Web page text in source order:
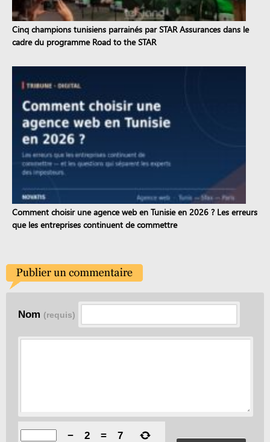
Cinq champions tunisiens parrainés par STAR Assurances dans le
cadre du programme Road to the STAR
Comment choisir une agence web en Tunisie en 2026 ? Les erreurs
que les entreprises continuent de commettre
Nom (requis)
− 2 = 7